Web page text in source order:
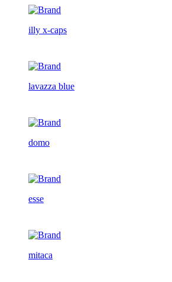
illy x-caps
lavazza blue
domo
esse
mitaca